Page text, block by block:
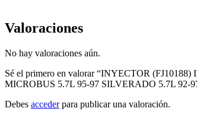
Valoraciones
No hay valoraciones aún.
Sé el primero en valorar “INYECTOR
MICROBUS 5.7L 95-97 SILVERADO 5.7L 92-
Debes accederpara publicar una valoración.